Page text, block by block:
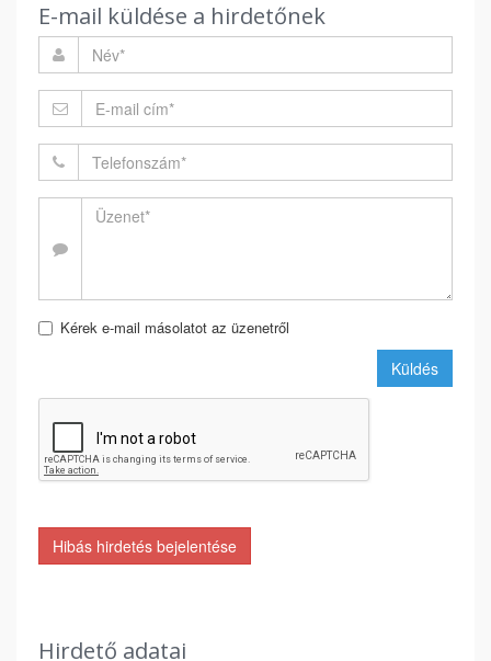
E-mail küldése a hirdetőnek
Kérek e-mail másolatot az üzenetről
Küldés
Hibás hirdetés bejelentése
Hirdető adatai